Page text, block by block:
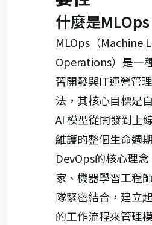
什麼是MLOps
MLOps（Machine
Operations）是一
習開發與IT運營管
法，其核心目標是
AI 模型從開發到上
維護的整個生命週
DevOps的核心理
家、機器學習工程
隊緊密結合，建立
的工作流程來管理